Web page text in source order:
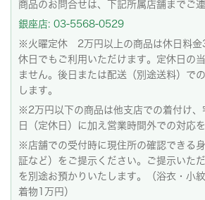
商品のお問合せは、下記所属店舗までご連
銀座店: 03-5568-0529
※火曜定休 2万円以上の商品は休日料
休日でもご利用いただけます。定休日の
ません。後日または配送（別途送料）で
します。
※2万円以下の商品は他支店での着付け、
日（定休日）に加え営業時間外での対応
※店舗での受付時に現住所の確認できる
証など）をご提示ください。ご提示いた
を別途お預かりいたします。（浴衣・小
着物1万円）